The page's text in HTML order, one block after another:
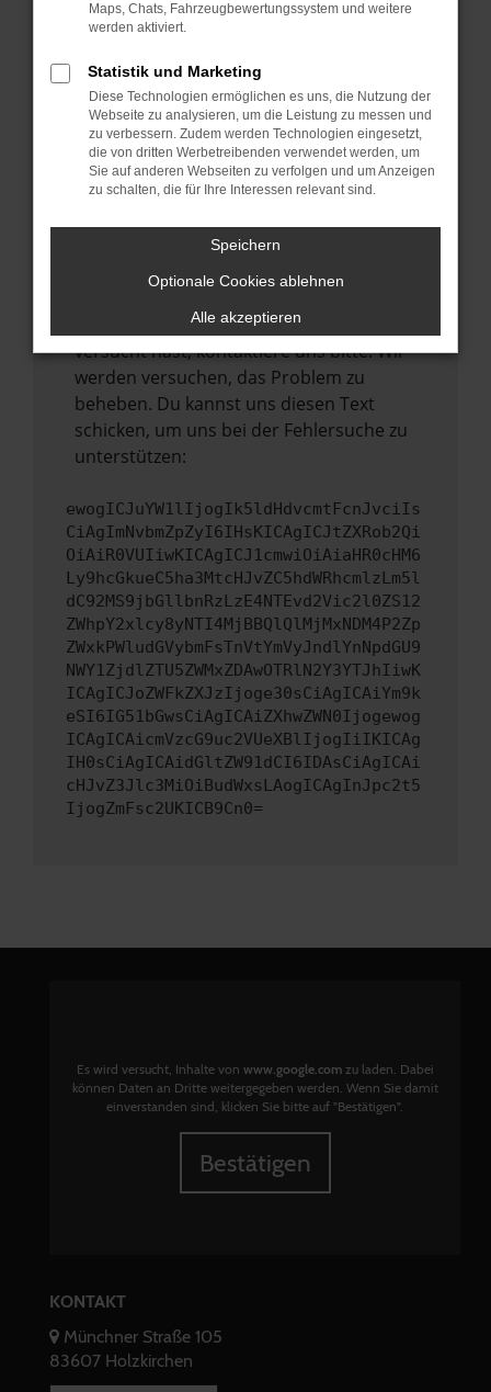
Starte dein Gerät neu.
vorübergehende Probleme zu beheben.
Stelle sicher, dass dein Browser und dein
Betriebssystem auf dem neuesten Stand
sind.
Veraltete Software birgt nicht nur ein
führen, dass bestimmte Funktionen nicht
Wende dich an den Webseitenbetreiber.
Wenn du alle oben genannten Schritte
versucht hast, kontaktiere uns bitte. Wir
werden versuchen, das Problem zu
beheben. Du kannst uns diesen Text
schicken, um uns bei der Fehlersuche zu
unterstützen:
ewogICJuYW1lIjogIk5ldHdvcmtFcnJvciIs
CiAgImNvbmZpZyI6IHsKICAgICJtZXRob2Qi
OiAiR0VUIiwKICAgICJ1cmwiOiAiaHR0cHM6
Ly9hcGkueC5ha3MtcHJvZC5hdWRhcmlzLm5l
dC92MS9jbGllbnRzLzE4NTEvd2Vic2l0ZS12
ZWhpY2xlcy8yNTI4MjBBQlQlMjMxNDM4P2Zp
ZWxkPWludGVybmFsTnVtYmVyJndlYnNpdGU9
NWY1ZjdlZTU5ZWMxZDAwOTRlN2Y3YTJhIiwK
ICAgICJoZWFkZXJzIjoge30sCiAgICAiYm9k
eSI6IG51bGwsCiAgICAiZXhwZWN0Ijogewog
ICAgICAicmVzcG9uc2VUeXBlIjogIiIKICAg
IH0sCiAgICAidGltZW91dCI6IDAsCiAgICAi
cHJvZ3Jlc3MiOiBudWxsLAogICAgInJpc2t5
IjogZmFsc2UKICB9Cn0=
Es wird versucht, Inhalte von www.google.comzu laden. Dabei
können Daten an Dritte weitergegeben werden. Wenn Sie damit
einverstanden sind, klicken Sie bitte auf "Bestätigen".
Bestätigen
KONTAKT
Münchner Straße 105
83607 Holzkirchen
Maps, Chats, Fahrzeugbewertungssystem und weitere
werden aktiviert.
Statistik und Marketing
Diese Technologien ermöglichen es uns, die Nutzung der
Webseite zu analysieren, um die Leistung zu messen und
zu verbessern. Zudem werden Technologien eingesetzt,
die von dritten Werbetreibenden verwendet werden, um
Sie auf anderen Webseiten zu verfolgen und um Anzeigen
zu schalten, die für Ihre Interessen relevant sind.
Speichern
Optionale Cookies ablehnen
Alle akzeptieren